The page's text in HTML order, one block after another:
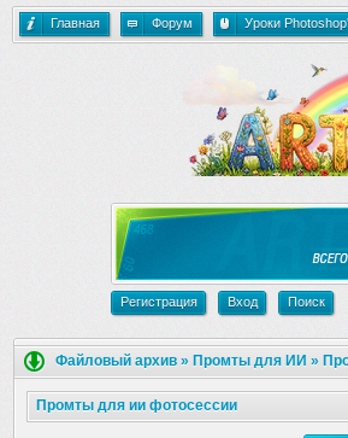
Главная Форум Уроки
Регистрация Вход Поиск
Файловый архив » Промты для ИИ »
Промты для ии фотосессии